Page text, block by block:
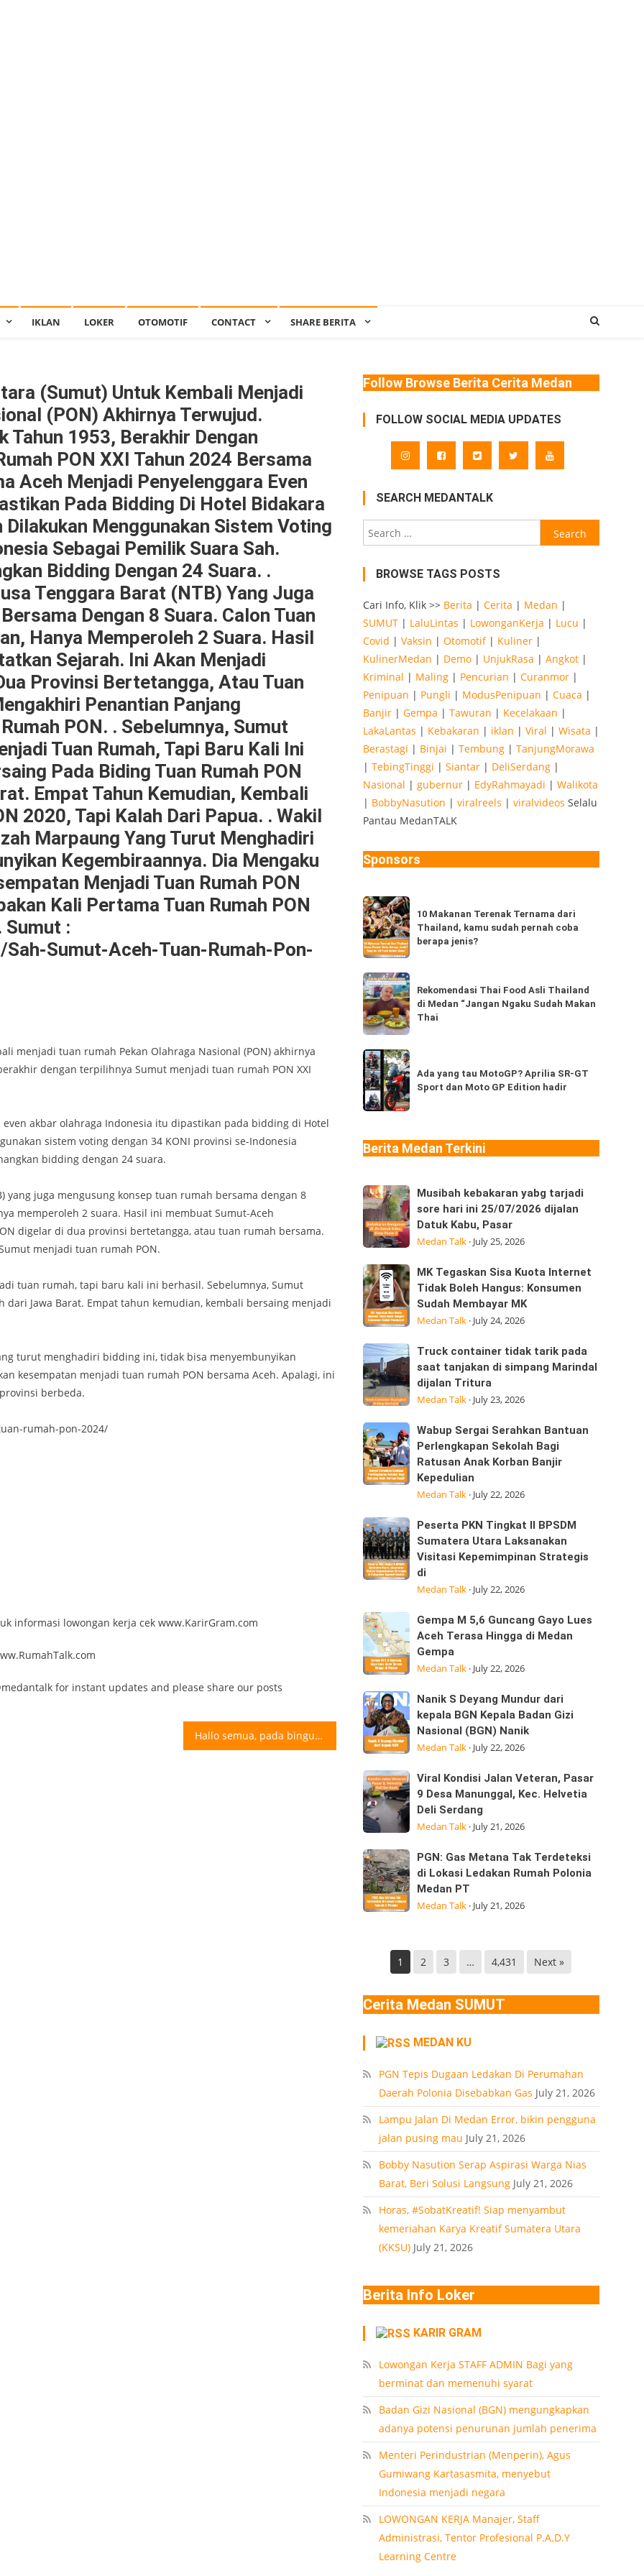
IKLAN LOKER OTOMOTIF CONTACT SHARE BERITA
(Sumut) Untuk Kembali Menjadi
(PON) Akhirnya Terwujud.
Tahun 1953, Berakhir Dengan
PON XXI Tahun 2024 Bersama
Aceh Menjadi Penyelenggara Even
Pada Bidding Di Hotel Bidakara
Menggunakan Sistem Voting
Sebagai Pemilik Suara Sah.
Bidding Dengan 24 Suara. .
Tenggara Barat (NTB) Yang Juga
Dengan 8 Suara. Calon Tuan
Hanya Memperoleh 2 Suara. Hasil
Sejarah. Ini Akan Menjadi
Provinsi Bertetangga, Atau Tuan
Penantian Panjang
PON. . Sebelumnya, Sumut
Tuan Rumah, Tapi Baru Kali Ini
Pada Biding Tuan Rumah PON
Empat Tahun Kemudian, Kembali
2020, Tapi Kalah Dari Papua. . Wakil
Marpaung Yang Turut Menghadiri
Kegembiraannya. Dia Mengaku
Menjadi Tuan Rumah PON
Kali Pertama Tuan Rumah PON
Sumut :
Sumut-Aceh-Tuan-Rumah-Pon-
menjadi tuan rumah Pekan Olahraga Nasional (PON) akhirnya
dengan terpilihnya Sumut menjadi tuan rumah PON XXI
akbar olahraga Indonesia itu dipastikan pada bidding di Hotel
sistem voting dengan 34 KONI provinsi se-Indonesia
bidding dengan 24 suara.
yang juga mengusung konsep tuan rumah bersama dengan 8
memperoleh 2 suara. Hasil ini membuat Sumut-Aceh
digelar di dua provinsi bertetangga, atau tuan rumah bersama.
menjadi tuan rumah PON.
tuan rumah, tapi baru kali ini berhasil. Sebelumnya, Sumut
Jawa Barat. Empat tahun kemudian, kembali bersaing menjadi
turut menghadiri bidding ini, tidak bisa menyembunyikan
kesempatan menjadi tuan rumah PON bersama Aceh. Apalagi, ini
berbeda.
rumah-pon-2024/
informasi lowongan kerja cek www.KarirGram.com
for instant updates and please share our posts
Hallo semua, pada bingung setiap hari mau makan apa? Bosan dengan menu warung makan yang itu-itu aja? Yuk cek @bestkitchenmedan, menyediakan nasi kotak dan rantangan yang cocok banget buat teman-teman kantoran, kos-kosan, atau rumah tangga yang tidak sempat memasak. Kami menyajikan makanan sehat dengan bahan dasar berkualitas baik dan segar, yang pastinya 100% HALAL dengan harga terjangkau dan menu yang bervariasi. Untuk info pemesanan, hubungi kami Line : @bestkitchenmedan Whtasapp : 0823.6222.3487
Follow Browse Berita Cerita Medan
FOLLOW SOCIAL MEDIA UPDATES
SEARCH MEDANTALK
Search
for:
BROWSE TAGS POSTS
Cari Info, Klik >> Berita | Cerita | Medan |
SUMUT| LaluLintas | LowonganKerja | Lucu |
Covid | Vaksin | Otomotif| Kuliner|
KulinerMedan | Demo| UnjukRasa | Angkot|
Kriminal | Maling| Pencurian | Curanmor|
Penipuan | Pungli | ModusPenipuan | Cuaca |
Banjir| Gempa | Tawuran | Kecelakaan |
LakaLantas | Kebakaran | iklan | Viral | Wisata |
Berastagi | Binjai | Tembung| TanjungMorawa
| TebingTinggi | Siantar| DeliSerdang|
Nasional | gubernur| EdyRahmayadi | Walikota
| BobbyNasution | viralreels | viralvideos Selalu
Pantau MedanTALK
Sponsors
10
Makanan
Terenak
Ternama
dari
Thailand,
kamu
sudah
coba
berapa
jenis?
10 Makanan Terenak Ternama dari
Thailand, kamu sudah pernah coba
berapa jenis?
Rekomendasi
Thai
Food
Asli
Thailand
di
Medan
“Jangan
Sudah
Makan
Rekomendasi Thai Food Asli Thailand
di Medan “Jangan Ngaku Sudah Makan
Thai
Ada
yang
tau
MotoGP?
SR-
GT
dan
Moto
GP
Edition
hadir
Ada yang tau MotoGP? Aprilia SR-GT
Sport dan Moto GP Edition hadir
Berita Medan Terkini
Musibah
kebakaran
yabg
tarjadi
sore
hari
ini
25/07/2026
dijalan
Datuk
Kabu,
Pasar
Musibah kebakaran yabg tarjadi
sore hari ini 25/07/2026 dijalan
Datuk Kabu, Pasar
Medan Talk· July 25, 2026
MK
Tegaskan
Sisa
Kuota
Internet
Tidak
Boleh
Hangus:
Konsumen
Sudah
Membayar
MK
MK Tegaskan Sisa Kuota Internet
Tidak Boleh Hangus: Konsumen
Sudah Membayar MK
Medan Talk· July 24, 2026
Truck
container
tidak
tarik
pada
saat
tanjakan
di
simpang
dijalan
Tritura
Truck container tidak tarik pada
saat tanjakan di simpang Marindal
dijalan Tritura
Medan Talk· July 23, 2026
Wabup
Sergai
Serahkan
Bantuan
Perlengkapan
Sekolah
Bagi
Ratusan
Anak
Kepedulian
Wabup Sergai Serahkan Bantuan
Perlengkapan Sekolah Bagi
Ratusan Anak Korban Banjir
Kepedulian
Medan Talk· July 22, 2026
Peserta
PKN
Tingkat
II
Sumatera
Utara
Laksanakan
Visitasi
Strategis
di
Peserta PKN Tingkat II BPSDM
Sumatera Utara Laksanakan
Visitasi Kepemimpinan Strategis
di
Medan Talk· July 22, 2026
Gempa
M
5,6
Guncang
Gayo
Lues
Aceh
Terasa
Hingga
di
Medan
Gempa
Gempa M 5,6 Guncang Gayo Lues
Aceh Terasa Hingga di Medan
Gempa
Medan Talk· July 22, 2026
Nanik
S
Deyang
Mundur
dari
kepala
BGN
Kepala
Badan
Gizi
Nasional
(BGN) Nanik
Nanik S Deyang Mundur dari
kepala BGN Kepala Badan Gizi
Nasional (BGN) Nanik
Medan Talk· July 22, 2026
Viral
Kondisi
Jalan
Veteran,
Pasar
9
Desa
Manunggal,
Kec.
Serdang
Viral Kondisi Jalan Veteran, Pasar
9 Desa Manunggal, Kec. Helvetia
Deli Serdang
Medan Talk· July 21, 2026
PGN:
Gas
Metana
Tak
Ledakan
Rumah
Polonia
PT
PGN: Gas Metana Tak Terdeteksi
di Lokasi Ledakan Rumah Polonia
Medan PT
Medan Talk· July 21, 2026
1 2 3 … 4,431 Next »
Cerita Medan SUMUT
MEDAN KU
PGN Tepis Dugaan Ledakan Di Perumahan
Daerah Polonia Disebabkan Gas July 21, 2026
Lampu Jalan Di Medan Error, bikin pengguna
jalan pusing mau July 21, 2026
Bobby Nasution Serap Aspirasi Warga Nias
Barat, Beri Solusi Langsung July 21, 2026
Horas, #SobatKreatif! Siap menyambut
kemeriahan Karya Kreatif Sumatera Utara
(KKSU) July 21, 2026
Berita Info Loker
KARIR GRAM
Lowongan Kerja STAFF ADMIN Bagi yang
berminat dan memenuhi syarat
Badan Gizi Nasional (BGN) mengungkapkan
adanya potensi penurunan jumlah penerima
Menteri Perindustrian (Menperin), Agus
Gumiwang Kartasasmita, menyebut
Indonesia menjadi negara
LOWONGAN KERJA Manajer, Staff
Administrasi, Tentor Profesional P.A.D.Y
Learning Centre